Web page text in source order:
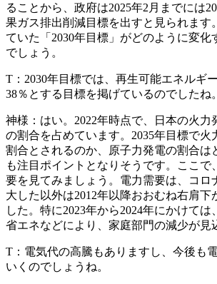
ることから、政府は2025年2月までには
果ガス排出削減目標を出すと見られます
ていた「2030年目標」がどのように変化
でしょう。
T： 2030年目標では、再生可能エネルギ
38％とする目標を掲げているのでしたね。
神様： はい。2022年時点で、日本の火力
の割合を占めています。2035年目標で火
割合とされるのか、原子力発電の割合は
も注目ポイントとなりそうです。ここで
要を見てみましょう。電力需要は、コロ
大した以外は2012年以降おおむね右肩下
した。特に2023年から2024年にかけては
省エネなどにより、家庭部門の減少が見
T： 電気代の高騰もありますし、今後も
いくのでしょうね。